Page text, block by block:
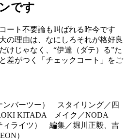
です
ート不要論も叫ばれる昨今です
の理由は、なにしろそれが格好良
けじゃなく、“伊達（ダテ）る”た
差がつく「チェックコート」をご
ンバーツー） スタイリング／四
KITADA メイク／NODA
ィライツ） 編集／堀川正毅、吉
）